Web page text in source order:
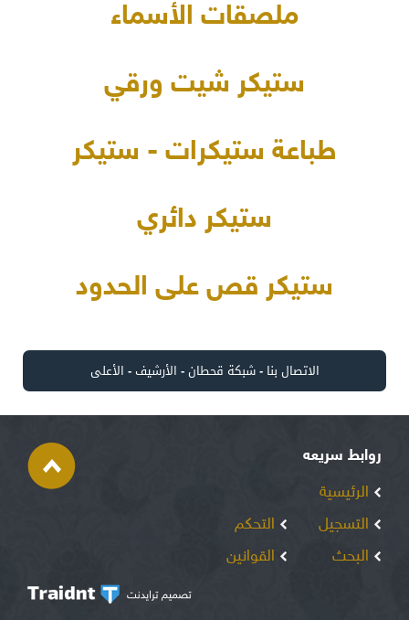
ملصقات الأسماء
ستيكر شيت ورقي
طباعة ستيكرات - ستيكر
ستيكر دائري
ستيكر قص على الحدود
الاتصال بنا -شبكة قحطان- الأرشيف- الأعلى
روابط سريعه
الرئيسية
التسجيل
البحث
التحكم
القوانين